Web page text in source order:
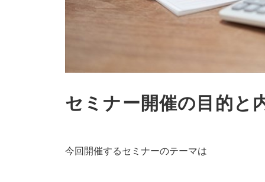
セミナー開催の目的と
今回開催するセミナーのテーマは